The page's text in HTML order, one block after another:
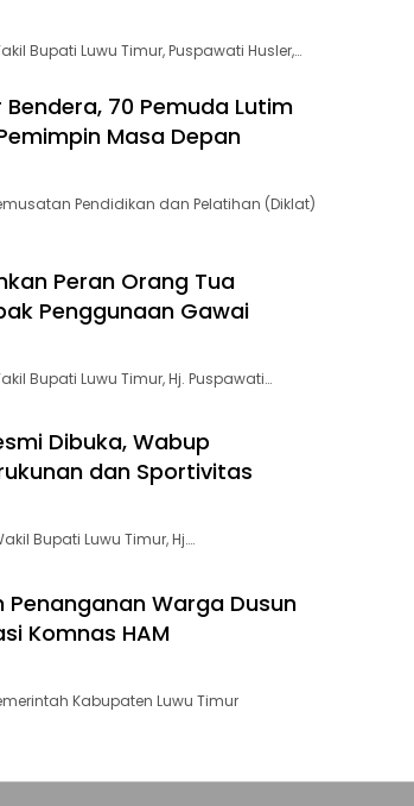
Bupati Luwu Timur, Puspawati Husler,…
70 Pemuda Lutim
Masa Depan
Pendidikan dan Pelatihan (Diklat)
Peran Orang Tua
Penggunaan Gawai
Bupati Luwu Timur, Hj. Puspawati…
Dibuka, Wabup
dan Sportivitas
Bupati Luwu Timur, Hj….
Warga Dusun
Komnas HAM
Kabupaten Luwu Timur